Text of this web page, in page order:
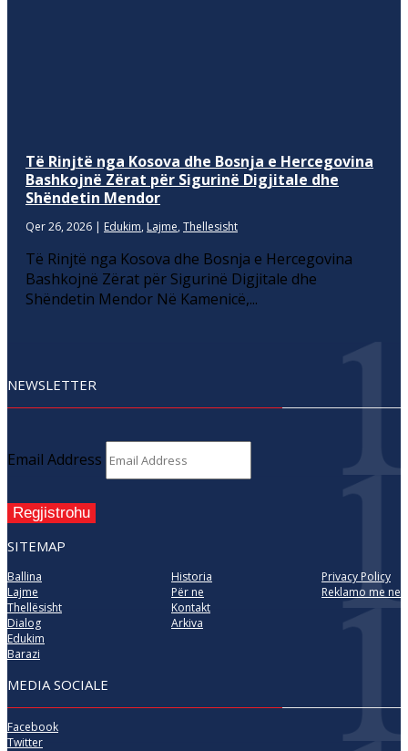
Të Rinjtë nga Kosova dhe Bosnja e Hercegovina
Bashkojnë Zërat për Sigurinë Digjitale dhe
Shëndetin Mendor
Qer 26, 2026 | Edukim, Lajme, Thellesisht
Të Rinjtë nga Kosova dhe Bosnja e Hercegovina
Bashkojnë Zërat për Sigurinë Digjitale dhe
Shëndetin Mendor Në Kamenicë,...
NEWSLETTER
Email Address
Regjistrohu
SITEMAP
Ballina
Lajme
Thellësisht
Dialog
Edukim
Barazi
Historia
Për ne
Kontakt
Arkiva
Privacy Policy
Reklamo me ne
MEDIA SOCIALE
Facebook
Twitter